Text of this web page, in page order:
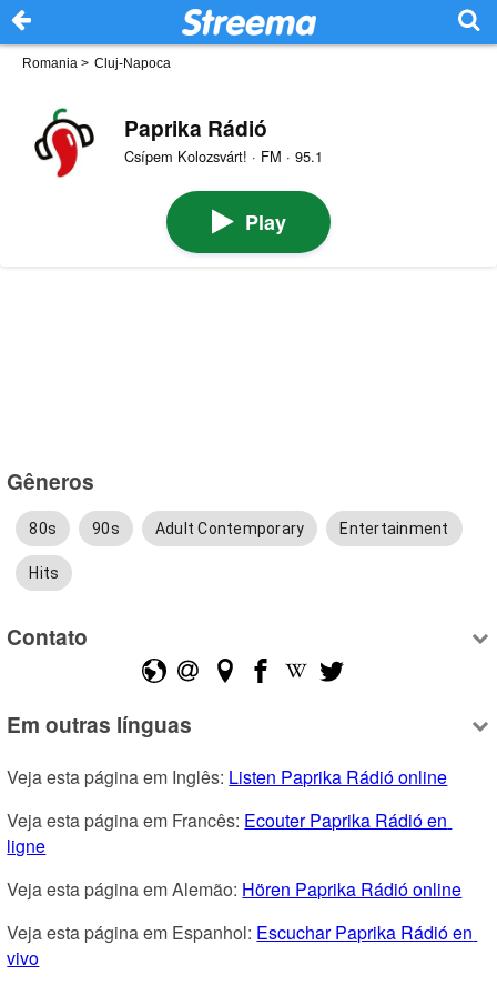
Romania > Cluj-Napoca
Paprika Rádió
Csípem Kolozsvárt! · FM · 95.1
Play
Gêneros
80s 90s Adult Contemporary Entertainment
Hits
Contato
Em outras línguas
Veja esta página em Inglês: Listen Paprika Rádió online
Veja esta página em Francês: Ecouter Paprika Rádió en
ligne
Veja esta página em Alemão: Hören Paprika Rádió online
Veja esta página em Espanhol: Escuchar Paprika Rádió en
vivo